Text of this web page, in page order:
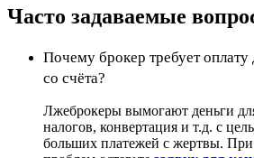
Часто задаваемые
Почему брокер требует оплату
со счёта?
Лжеброкеры вымогают деньги
налогов, конвертация и т.д. с
больших платежей с жертвы.